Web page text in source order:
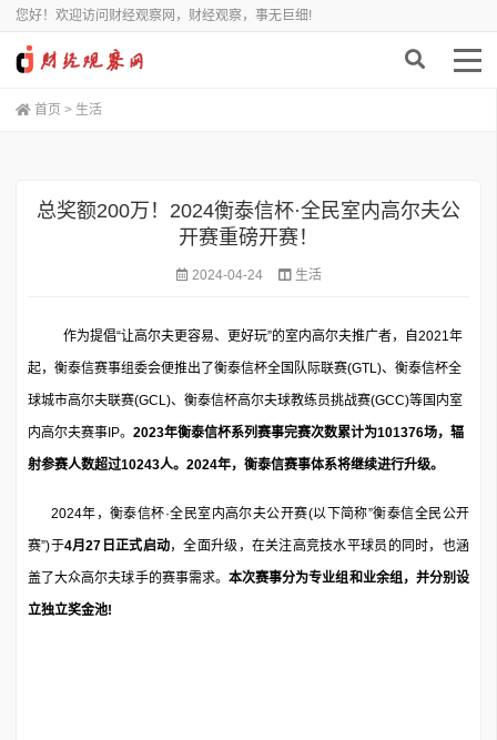
您好！欢迎访问财经观察网，财经观察，事无巨细!
首页 > 生活
总奖额200万！2024衡泰信杯·全民室内高尔夫公
开赛重磅开赛！
2024-04-24 生活
作为提倡“让高尔夫更容易、更好玩”的室内高尔夫推广者，自2021年
起，衡泰信赛事组委会便推出了衡泰信杯全国队际联赛(GTL)、衡泰信杯全
球城市高尔夫联赛(GCL)、衡泰信杯高尔夫球教练员挑战赛(GCC)等国内室
内高尔夫赛事IP。 2023年衡泰信杯系列赛事完赛次数累计为101376场，辐
射参赛人数超过10243人。2024年，衡泰信赛事体系将继续进行升级。
2024年，衡泰信杯·全民室内高尔夫公开赛(以下简称”衡泰信全民公开
赛”)于4月27日正式启动，全面升级，在关注高竞技水平球员的同时，也涵
盖了大众高尔夫球手的赛事需求。 本次赛事分为专业组和业余组，并分别设
立独立奖金池!